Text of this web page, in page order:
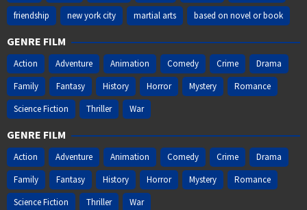
friendship
new york city martial arts based on novel or book
GENRE FILM
Action Adventure Animation Comedy Crime
Drama
Family
Fantasy History Horror Mystery
Romance
Science Fiction
Thriller War
GENRE FILM
Action Adventure Animation Comedy Crime
Drama
Family
Fantasy History Horror Mystery
Romance
Science Fiction
Thriller War